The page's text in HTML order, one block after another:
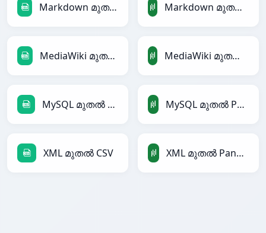
Markdown മുതൽ CSV Markdown മുതൽ PandasDataFrame
MediaWiki മുതൽ CSV MediaWiki മുതൽ PandasDataFrame
MySQL മുതൽ CSV MySQL മുതൽ PandasDataFrame
XML മുതൽ CSV XML മുതൽ PandasDataFrame